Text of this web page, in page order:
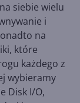
siebie wielu
i
na
które
każdego z
wybieramy
Disk I/O,